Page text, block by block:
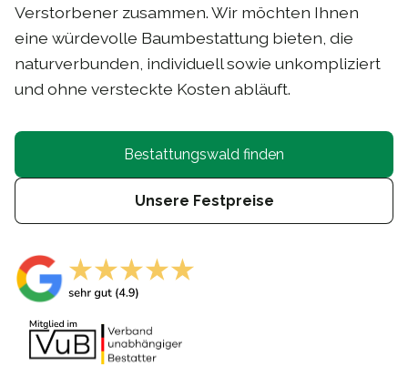
Verstorbener zusammen. Wir möchten Ihnen
eine würdevolle Baumbestattung bieten, die
naturverbunden, individuell sowie unkompliziert
und ohne versteckte Kosten abläuft.
Bestattungswald finden
Unsere Festpreise